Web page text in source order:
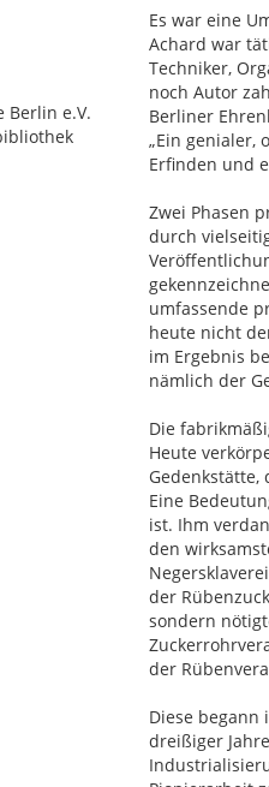
Berlin e.V.
Es war eine
Achard war
Techniker,
noch Autor
Berliner
„Ein genialer,
Erfinden und
Zwei Phasen
durch
umfassende
heute nicht
im Ergebnis
nämlich der
Die
Heute
Gedenkstätte,
Eine
ist. Ihm
den
der
sondern
der
Diese
dreißiger